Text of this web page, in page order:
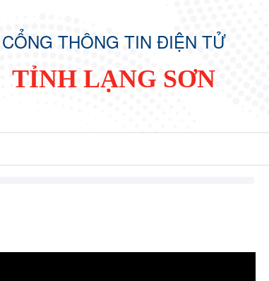
CỔNG THÔNG TIN ĐIỆN TỬ
TỈNH LẠNG SƠN